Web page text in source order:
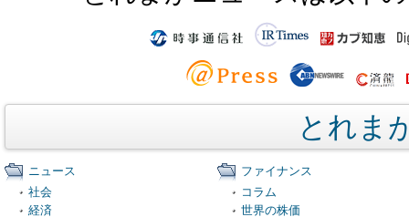
とれま
ニュース
社会
経済
ファイナンス
コラム
世界の株価